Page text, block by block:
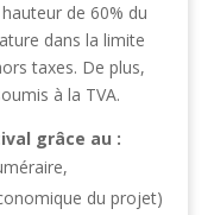
de 60% du
dans la limite
taxes. De plus,
à la TVA.
grâce au :
du projet)